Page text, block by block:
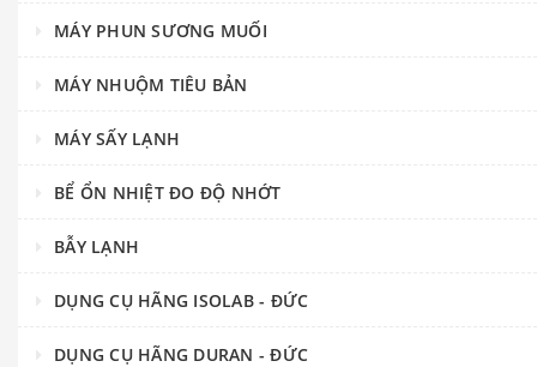
MÁY PHUN SƯƠNG MUỐI
MÁY NHUỘM TIÊU BẢN
MÁY SẤY LẠNH
BỂ ỔN NHIỆT ĐO ĐỘ NHỚT
BẪY LẠNH
DỤNG CỤ HÃNG ISOLAB - ĐỨC
DỤNG CỤ HÃNG DURAN - ĐỨC